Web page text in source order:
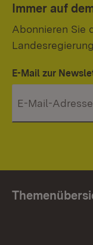
Immer auf
Abonnieren Sie
Landesregierung.
E-Mail zur